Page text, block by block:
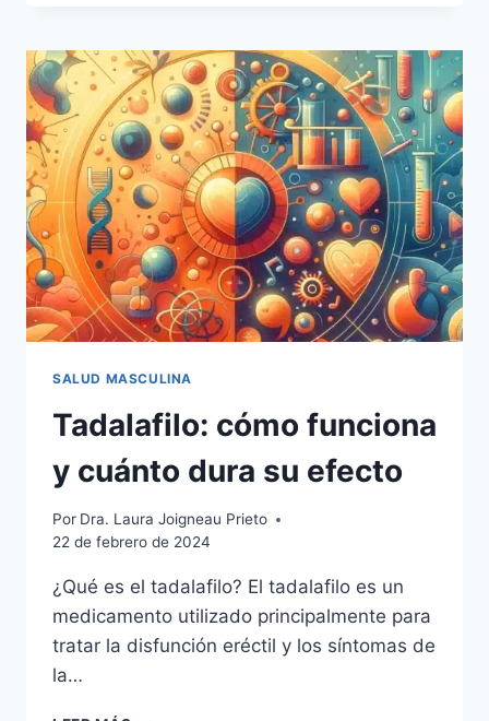
SALUD MASCULINA
Tadalafilo: cómo funciona
y cuánto dura su efecto
Por Dra. Laura Joigneau Prieto
22 de febrero de 2024
¿Qué es el tadalafilo? El tadalafilo es un
medicamento utilizado principalmente para
tratar la disfunción eréctil y los síntomas de
la…